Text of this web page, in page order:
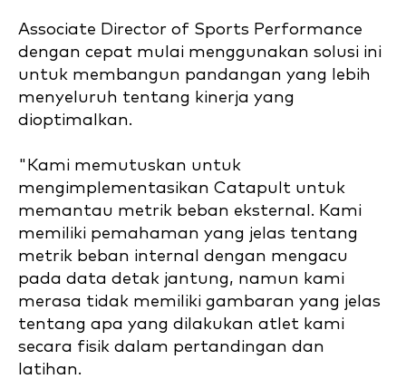
Associate Director of Sports Performance
dengan cepat mulai menggunakan solusi ini
untuk membangun pandangan yang lebih
menyeluruh tentang kinerja yang
dioptimalkan.
"Kami memutuskan untuk
mengimplementasikan Catapult untuk
memantau metrik beban eksternal. Kami
memiliki pemahaman yang jelas tentang
metrik beban internal dengan mengacu
pada data detak jantung, namun kami
merasa tidak memiliki gambaran yang jelas
tentang apa yang dilakukan atlet kami
secara fisik dalam pertandingan dan
latihan.